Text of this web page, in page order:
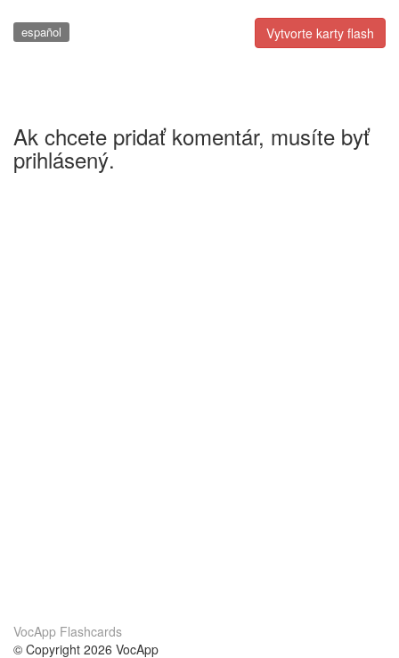
Vytvorte karty flash
español
Ak chcete pridať komentár, musíte byť
prihlásený.
VocApp Flashcards
© Copyright 2026 VocApp